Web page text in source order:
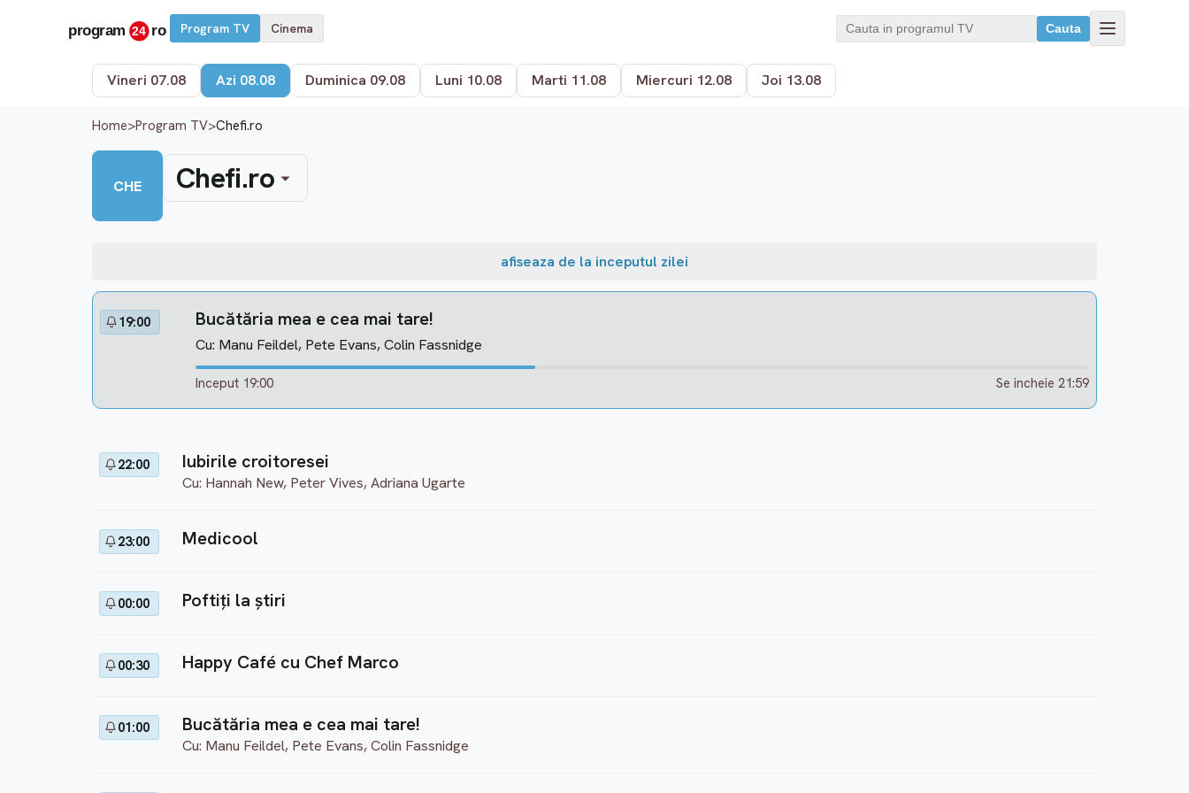
Program TV Cinema Cauta
Vineri 07.08 Azi 08.08 Duminica 09.08 Luni 10.08 Marti 11.08 Miercuri 12.08 Joi 13.08
Home>Program TV>Chefi.ro
CHE Chefi.ro
afiseaza de la inceputul zilei
19:00 Bucătăria mea e cea mai tare!
Cu: Manu Feildel, Pete Evans, Colin Fassnidge
Inceput 19:00 Se incheie 21:59
22:00 Iubirile croitoresei
Cu: Hannah New, Peter Vives, Adriana Ugarte
23:00 Medicool
00:00 Poftiți la știri
00:30 Happy Café cu Chef Marco
01:00 Bucătăria mea e cea mai tare!
Cu: Manu Feildel, Pete Evans, Colin Fassnidge